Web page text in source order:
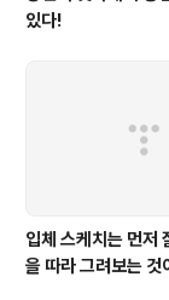
있다!
입체 스케치는 먼저
을 따라 그려보는 것